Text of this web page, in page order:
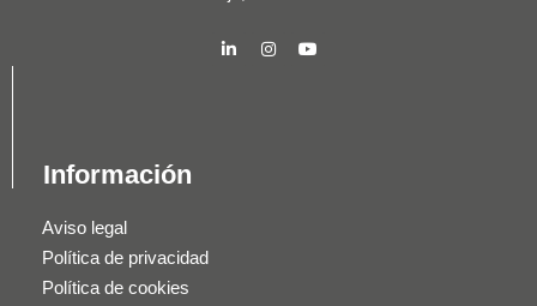
Información
Aviso legal
Política de privacidad
Política de cookies